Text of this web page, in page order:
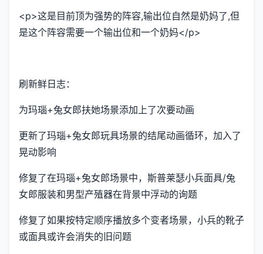
<p>这是目前顶为强势的阵容,输出位自然是奶妈了,但
是这个阵容需要一个输出位和一个奶妈</p>
刷新鲜日志：
为玛瑙+兔女郎扶她场景添加上了次要动画
更新了玛瑙+兔女郎玩具场景的结尾动画循环，加入了
晃动影响
修复了在玛瑙+兔女郎场景中，斯普莱瑟小兵面具/兔
女郎服装和男型产殖器在背景中浮动的询题
修复了如果按特定顺序播放多个变者场景，小兵的靴子
或面具或许会消失的旧问题